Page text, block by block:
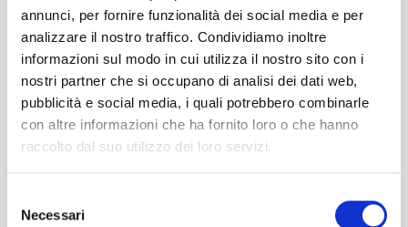
annunci, per fornire funzionalità dei social media e per
analizzare il nostro traffico. Condividiamo inoltre
informazioni sul modo in cui utilizza il nostro sito con i
nostri partner che si occupano di analisi dei dati web,
pubblicità e social media, i quali potrebbero combinarle
con altre informazioni che ha fornito loro o che hanno
raccolto dal suo utilizzo dei loro servizi.
delNecessari
Height
144/150 CM
Washing instructions